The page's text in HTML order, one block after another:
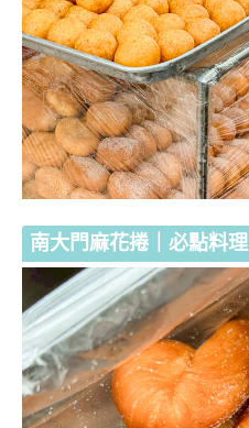
南大門麻花捲｜必點料理